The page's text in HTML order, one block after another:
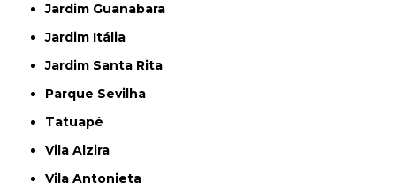
Jardim Guanabara
Jardim Itália
Jardim Santa Rita
Parque Sevilha
Tatuapé
Vila Alzira
Vila Antonieta